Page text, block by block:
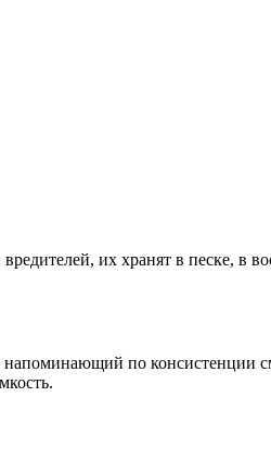
их хранят в песке, в
по консистенции